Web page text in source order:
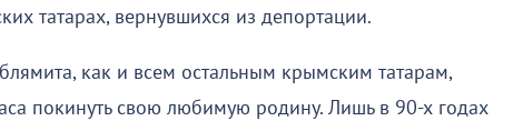
татарах, вернувшихся из депортации.
как и всем остальным крымским татарам,
покинуть свою любимую родину. Лишь в 90-х годах